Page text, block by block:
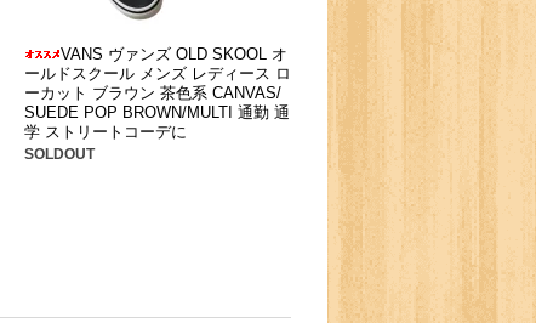
VANS ヴァンズ OLD SKOOL オ
ールドスクール メンズ レディース ロ
ーカット ブラウン 茶色系 CANVAS/
SUEDE POP BROWN/MULTI 通勤 通
学 ストリートコーデに
SOLDOUT